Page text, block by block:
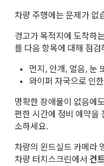
차량 주행에는 문제가 없
경고가 목적지에 도착하
를 다음 항목에 대해 점검
먼지, 안개, 얼음, 눈
와이퍼 자국으로 인
명확한 장애물이 없음에
편한 시간에 정비 예약을
소하세요.
차량의 윈드실드 카메라
차량 터치스크린에서 컨